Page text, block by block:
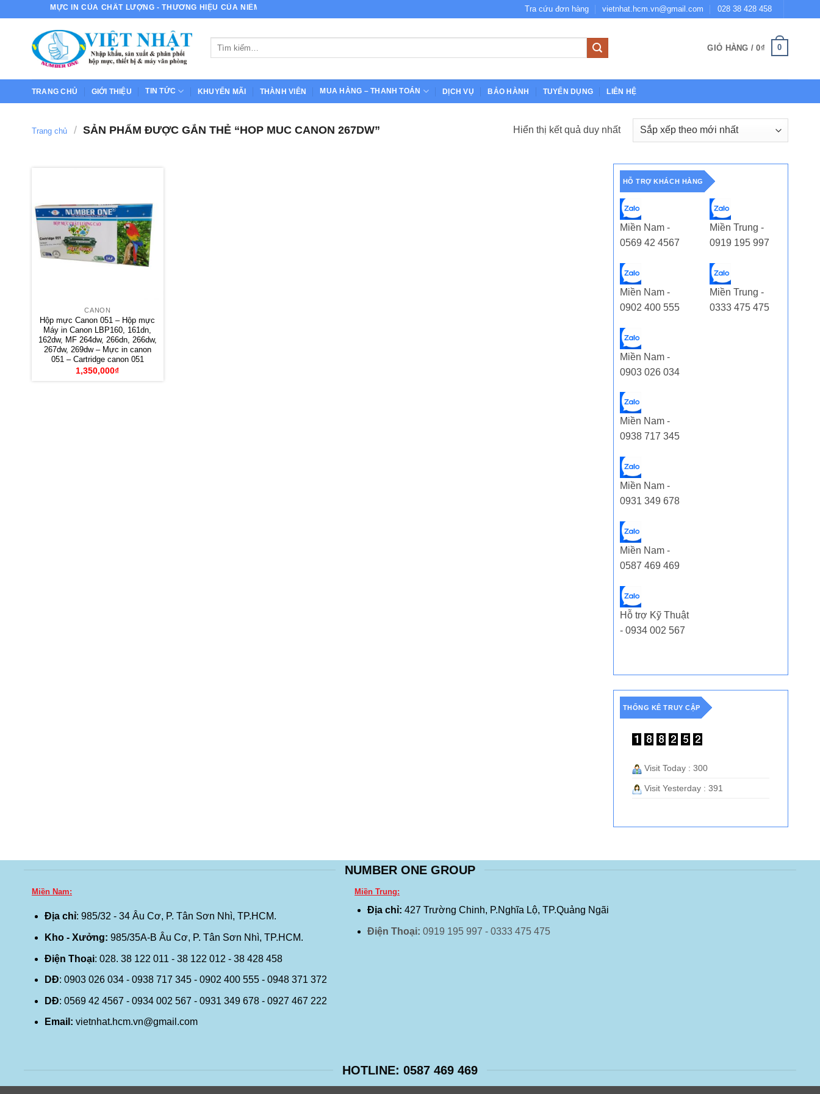
MỰC IN CỦA CHẤT LƯỢNG - THƯƠNG HIỆU CỦA NIỀM TIN Tra cứu đơn hàng vietnhat.hcm.vn@gmail.com 028 38 428 458
GIỎ HÀNG /0₫ 0
TRANG CHỦ GIỚI THIỆU TIN TỨC KHUYẾN MÃI THÀNH VIÊN MUA HÀNG – THANH TOÁN DỊCH VỤ BẢO HÀNH TUYỂN DỤNG LIÊN HỆ
Trang chủ / SẢN PHẨM ĐƯỢC GẮN THẺ “HOP MUC CANON 267DW” Hiển thị kết quả duy nhất
CANON
Hộp mực Canon 051 – Hộp mực
Máy in Canon LBP160, 161dn,
162dw, MF 264dw, 266dn, 266dw,
267dw, 269dw – Mực in canon
051 – Cartridge canon 051
1,350,000₫
HỖ TRỢ KHÁCH HÀNG
Miền Nam -
0569 42 4567
Miền Nam -
0902 400 555
Miền Nam -
0903 026 034
Miền Nam -
0938 717 345
Miền Nam -
0931 349 678
Miền Nam -
0587 469 469
Hỗ trợ Kỹ Thuật
- 0934 002 567
Miền Trung -
0919 195 997
Miền Trung -
0333 475 475
THỐNG KÊ TRUY CẬP
Visit Today : 300
Visit Yesterday : 391
NUMBER ONE GROUP
Miền Nam:
Địa chỉ: 985/32 - 34 Âu Cơ, P. Tân Sơn Nhì, TP.HCM.
Kho - Xưởng: 985/35A-B Âu Cơ, P. Tân Sơn Nhì, TP.HCM.
Điện Thoại: 028. 38 122 011 - 38 122 012 - 38 428 458
DĐ: 0903 026 034 - 0938 717 345 - 0902 400 555 - 0948 371 372
DĐ: 0569 42 4567 - 0934 002 567 - 0931 349 678 - 0927 467 222
Email: vietnhat.hcm.vn@gmail.com
Miền Trung:
Địa chỉ: 427 Trường Chinh, P.Nghĩa Lộ, TP.Quảng Ngãi
Điện Thoại: 0919 195 997 - 0333 475 475
HOTLINE: 0587 469 469